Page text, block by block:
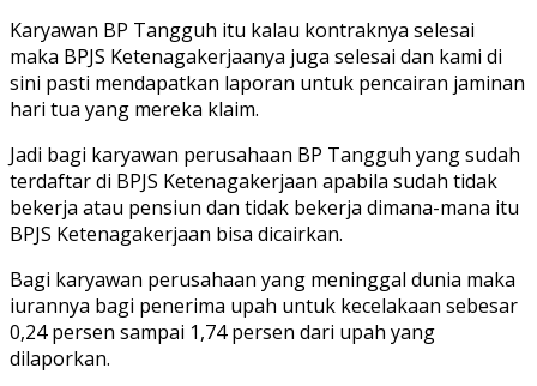
Karyawan BP Tangguh itu kalau kontraknya selesai
maka BPJS Ketenagakerjaanya juga selesai dan kami di
sini pasti mendapatkan laporan untuk pencairan jaminan
hari tua yang mereka klaim.
Jadi bagi karyawan perusahaan BP Tangguh yang sudah
terdaftar di BPJS Ketenagakerjaan apabila sudah tidak
bekerja atau pensiun dan tidak bekerja dimana-mana itu
BPJS Ketenagakerjaan bisa dicairkan.
Bagi karyawan perusahaan yang meninggal dunia maka
iurannya bagi penerima upah untuk kecelakaan sebesar
0,24 persen sampai 1,74 persen dari upah yang
dilaporkan.